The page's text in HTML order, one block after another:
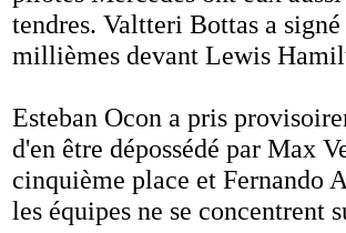
tendres. Valtteri Bottas a
millièmes devant Lewis
Esteban Ocon a pris
d'en être dépossédé par Max
cinquième place et Fernando
les équipes ne se concentrent